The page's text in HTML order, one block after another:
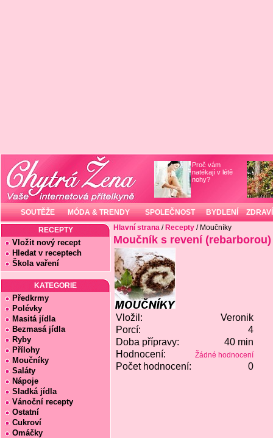
Proč vám
natékají v létě
nohy?
SOUTĚŽE MÓDA & TRENDY SPOLEČNOST BYDLENÍ ZDRAVÍ
RECEPTY
Vložit nový recept
Hledat v receptech
Škola vaření
KATEGORIE
Předkrmy
Polévky
Masitá jídla
Bezmasá jídla
Ryby
Přílohy
Moučníky
Saláty
Nápoje
Sladká jídla
Vánoční recepty
Ostatní
Cukroví
Omáčky
Hlavní strana / Recepty / Moučníky
Moučník s revení
Vložil:
Veronik
Porcí:
4
Doba přípravy:
40 min
Hodnocení:
Žádné hodnocení
Počet hodnocení: 0